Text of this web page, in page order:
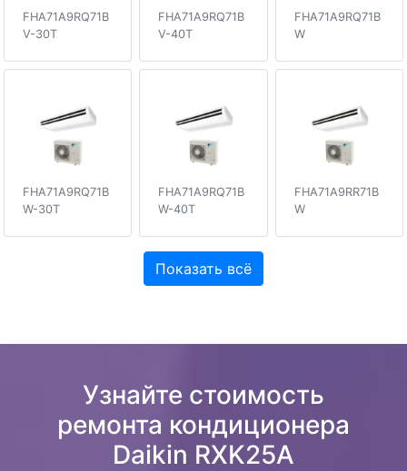
FHA71A9RQ71B
V-30T
FHA71A9RQ71B
V-40T
FHA71A9RQ71B
W
FHA71A9RQ71B
W-30T
FHA71A9RQ71B
W-40T
FHA71A9RR71B
W
Показать всё
Узнайте стоимость
ремонта кондиционера
Daikin RXK25A